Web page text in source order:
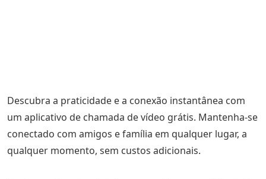
Descubra a praticidade e a conexão instantânea com
um aplicativo de chamada de vídeo grátis. Mantenha-se
conectado com amigos e família em qualquer lugar, a
qualquer momento, sem custos adicionais.